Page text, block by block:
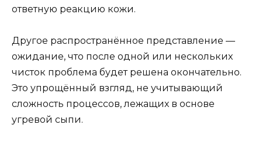
ответную реакцию кожи.
Другое распространённое представление —
ожидание, что после одной или нескольких
чисток проблема будет решена окончательно.
Это упрощённый взгляд, не учитывающий
сложность процессов, лежащих в основе
угревой сыпи.